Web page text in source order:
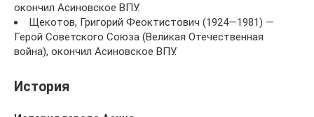
окончил Асиновское ВПУ.
Щекотов, Григорий Феоктистович (1924—1981) —
Герой Советского Союза (Великая Отечественная
война), окончил Асиновское ВПУ.
История